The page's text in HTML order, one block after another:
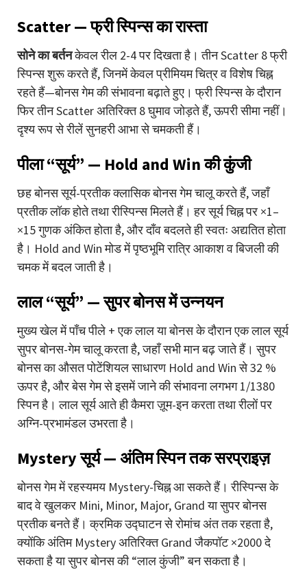
Scatter — फ्री स्पिन्स का रास्ता
सोने का बर्तनकेवल रील 2-4 पर दिखता है। तीन Scatter 8 फ्री
स्पिन्स शुरू करते हैं, जिनमें केवल प्रीमियम चित्र व विशेष चिह्न
रहते हैं—बोनस गेम की संभावना बढ़ाते हुए। फ्री स्पिन्स के दौरान
फिर तीन Scatter अतिरिक्त 8 घुमाव जोड़ते हैं, ऊपरी सीमा नहीं।
दृश्य रूप से रीलें सुनहरी आभा से चमकती हैं।
पीला “सूर्य” — Hold and Win की कुंजी
छह बोनस सूर्य-प्रतीक क्लासिक बोनस गेम चालू करते हैं, जहाँ
प्रतीक लॉक होते तथा रीस्पिन्स मिलते हैं। हर सूर्य चिह्न पर ×1–
×15 गुणक अंकित होता है, और दाँव बदलते ही स्वतः अद्यतित होता
है। Hold and Win मोड में पृष्ठभूमि रात्रि आकाश व बिजली की
चमक में बदल जाती है।
लाल “सूर्य” — सुपर बोनस में उन्नयन
मुख्य खेल में पाँच पीले + एक लाल या बोनस के दौरान एक लाल सूर्य
सुपर बोनस-गेम चालू करता है, जहाँ सभी मान बढ़ जाते हैं। सुपर
बोनस का औसत पोटेंशियल साधारण Hold and Win से 32 %
ऊपर है, और बेस गेम से इसमें जाने की संभावना लगभग 1/1380
स्पिन है। लाल सूर्य आते ही कैमरा ज़ूम-इन करता तथा रीलों पर
अग्नि-प्रभामंडल उभरता है।
Mysteryसूर्य — अंतिम स्पिन तक सरप्राइज़
बोनस गेम में रहस्यमय Mystery-चिह्न आ सकते हैं। रीस्पिन्स के
बाद वे खुलकर Mini, Minor, Major, Grand या सुपर बोनस
प्रतीक बनते हैं। क्रमिक उद्घाटन से रोमांच अंत तक रहता है,
क्योंकि अंतिम Mystery अतिरिक्त Grand जैकपॉट ×2000 दे
सकता है या सुपर बोनस की “लाल कुंजी” बन सकता है।